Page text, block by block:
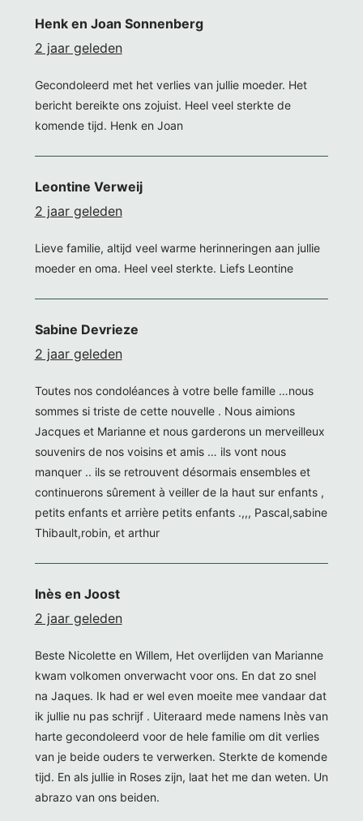
Henk en Joan Sonnenberg
2 jaar geleden
Gecondoleerd met het verlies van jullie moeder. Het
bericht bereikte ons zojuist. Heel veel sterkte de
komende tijd. Henk en Joan
Leontine Verweij
2 jaar geleden
Lieve familie, altijd veel warme herinneringen aan jullie
moeder en oma. Heel veel sterkte. Liefs Leontine
Sabine Devrieze
2 jaar geleden
Toutes nos condoléances à votre belle famille …nous
sommes si triste de cette nouvelle . Nous aimions
Jacques et Marianne et nous garderons un merveilleux
souvenirs de nos voisins et amis … ils vont nous
manquer .. ils se retrouvent désormais ensembles et
continuerons sûrement à veiller de la haut sur enfants ,
petits enfants et arrière petits enfants .,,, Pascal,sabine
Thibault,robin, et arthur
Inès en Joost
2 jaar geleden
Beste Nicolette en Willem, Het overlijden van Marianne
kwam volkomen onverwacht voor ons. En dat zo snel
na Jaques. Ik had er wel even moeite mee vandaar dat
ik jullie nu pas schrijf . Uiteraard mede namens Inès van
harte gecondoleerd voor de hele familie om dit verlies
van je beide ouders te verwerken. Sterkte de komende
tijd. En als jullie in Roses zijn, laat het me dan weten. Un
abrazo van ons beiden.